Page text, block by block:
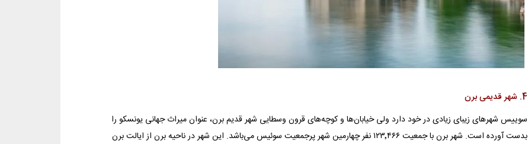
4. شهر قدیمی برن
سوییس شهرهای زیبای زیادی در خود دارد ولی خیابان‌ها و کوچه‌های قرون وسطایی شهر قدیم برن، عنوان میراث جهانی یونسکو را
بدست آورده است. شهر برن با جمعیت ۱۲۳٬۴۶۶ نفر چهارمین شهر پرجمعیت سوئیس می‌باشد. این شهر در ناحیه برن از ایالت برن